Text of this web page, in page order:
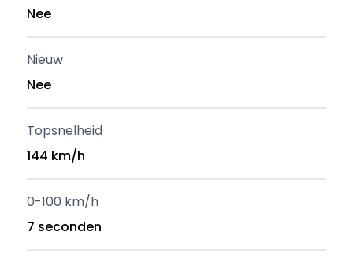
Nee
Nieuw
Nee
Topsnelheid
144 km/h
0-100 km/h
7 seconden